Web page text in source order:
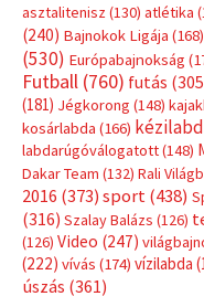
asztalitenisz (130) atlétika
(240) Bajnokok Ligája (168)
(530) Európabajnokság
Futball (760) futás
(181) Jégkorong (148)
kosárlabda (166)
labdarúgóválogatott(148)
Dakar Team (132) Rali
2016 (373) sport(438)
(316) Szalay Balázs (126)
(126) Video (247)
(222) vívás (174) vízilabda
úszás (361)